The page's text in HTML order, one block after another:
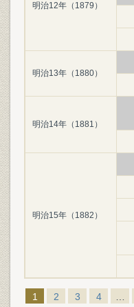
明治12年（1879）
明治13年（1880）
明治14年（1881）
明治15年（1882）
1 2 3 4